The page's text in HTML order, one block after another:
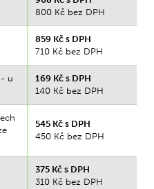
800 Kč bez DPH
859 Kč s DPH
710 Kč bez DPH
u
169 Kč s DPH
140 Kč bez DPH
545 Kč s DPH
450 Kč bez DPH
375 Kč s DPH
310 Kč bez DPH